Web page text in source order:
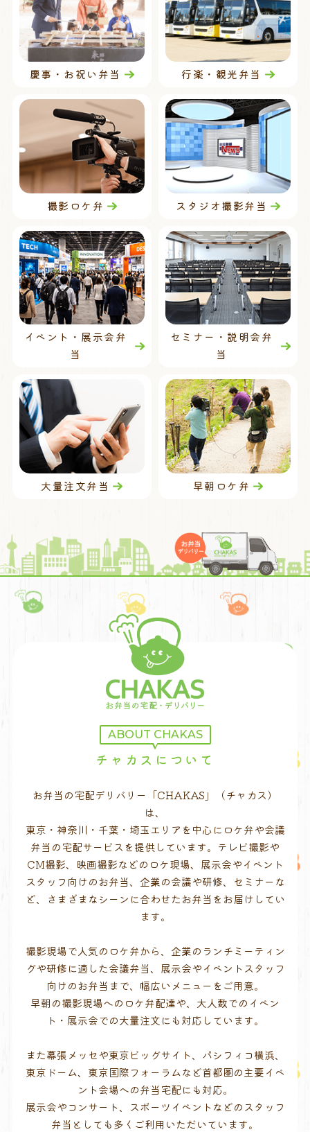
慶事・お祝い弁当 行楽・観光弁当
撮影ロケ弁 スタジオ撮影弁当
イベント・展示会弁
当
セミナー・説明会弁
当
大量注文弁当 早朝ロケ弁
ABOUT CHAKAS
チャカスについて
お弁当の宅配デリバリー「CHAKAS」（チャカス）
は、
東京・神奈川・千葉・埼玉エリアを中心にロケ弁や会議
弁当の宅配サービスを提供しています。テレビ撮影や
CM撮影、映画撮影などのロケ現場、展示会やイベント
スタッフ向けのお弁当、企業の会議や研修、セミナーな
ど、さまざまなシーンに合わせたお弁当をお届けしてい
ます。
撮影現場で人気のロケ弁から、企業のランチミーティン
グや研修に適した会議弁当、展示会やイベントスタッフ
向けのお弁当まで、幅広いメニューをご用意。
早朝の撮影現場へのロケ弁配達や、大人数でのイベン
ト・展示会での大量注文にも対応しています。
また幕張メッセや東京ビッグサイト、パシフィコ横浜、
東京ドーム、東京国際フォーラムなど首都圏の主要イベ
ント会場への弁当宅配にも対応。
展示会やコンサート、スポーツイベントなどのスタッフ
弁当としても多くご利用いただいています。